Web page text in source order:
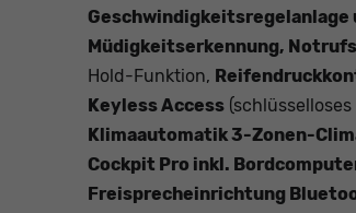
Müdigkeitserkennung,
Hold-Funktion,
Keyless Access
Klimaautomatik 3-Zonen-
Cockpit Pro inkl.
Freisprecheinrichtung